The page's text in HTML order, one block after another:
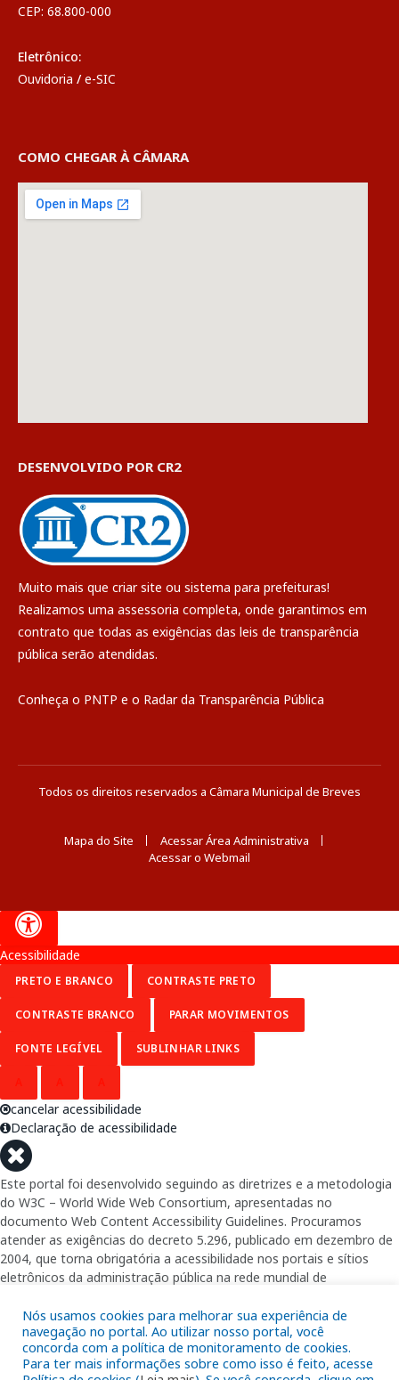
CEP: 68.800-000
Eletrônico:
Ouvidoria / e-SIC
COMO CHEGAR À CÂMARA
DESENVOLVIDO POR CR2
Muito mais que criar site ou sistema para prefeituras!
Realizamos uma assessoria completa, onde garantimos em
contrato que todas as exigências das leis de transparência
pública serão atendidas.
Conheça o PNTP e o Radar da Transparência Pública
Todos os direitos reservados a Câmara Municipal de Breves
Mapa do Site
Acessar Área Administrativa
Acessar o Webmail
Nós usamos cookies para melhorar sua experiência de
navegação no portal. Ao utilizar nosso portal, você
concorda com a política de monitoramento de cookies.
Para ter mais informações sobre como isso é feito, acesse
Acessibilidade
PRETO E BRANCO CONTRASTE PRETO
CONTRASTE BRANCO PARAR MOVIMENTOS
FONTE LEGÍVEL SUBLINHAR LINKS
cancelar acessibilidade
Declaração de acessibilidade
Este portal foi desenvolvido seguindo as diretrizes e a metodologia
do W3C – World Wide Web Consortium, apresentadas no
documento Web Content Accessibility Guidelines. Procuramos
atender as exigências do decreto 5.296, publicado em dezembro de
2004, que torna obrigatória a acessibilidade nos portais e sítios
eletrônicos da administração pública na rede mundial de
garantindo-lhes o pleno acesso aos conteúdos disponíveis.
Além de validações automáticas, foram realizados testes em
diversos navegadores e através do utilitário de acesso a Internet do